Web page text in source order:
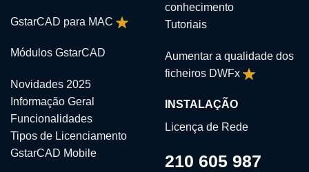
GstarCAD para MAC
Módulos GstarCAD
Novidades 2025
Informação Geral
Funcionalidades
Tipos de Licenciamento
GstarCAD Mobile
conhecimento
Tutoriais
Aumentar a qualidade dos
ficheiros DWFx
INSTALAÇÃO
Licença de Rede
210 605 987